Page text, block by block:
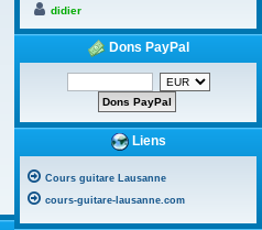
didier
Dons PayPal
Liens
Cours guitare Lausanne
cours-guitare-lausanne.com